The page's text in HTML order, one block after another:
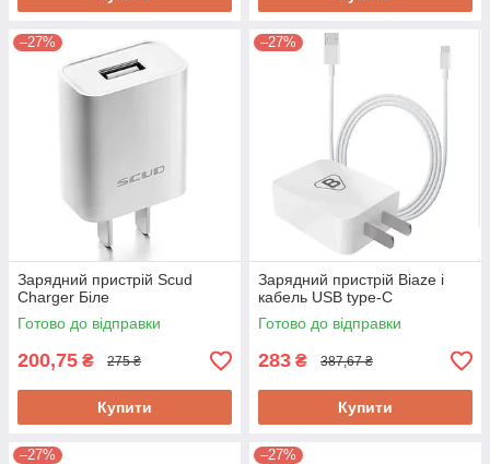
–27%
Зарядний пристрій Scud
Charger Біле
Готово до відправки
200,75 ₴ 275 ₴
Купити
–27%
Зарядний пристрій Biaze і
кабель USB type-C
Готово до відправки
283 ₴ 387,67 ₴
Купити
–27% –27%